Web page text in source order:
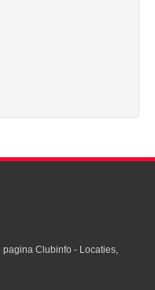
Clubinfo - Locaties,